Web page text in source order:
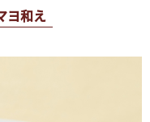
ヨ和え